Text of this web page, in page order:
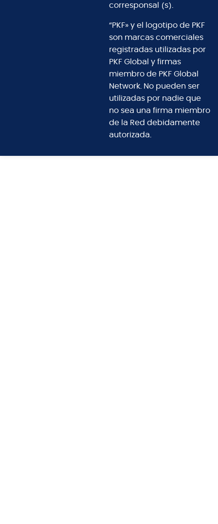
corresponsal (s).
“PKF» y el logotipo de PKF
son marcas comerciales
registradas utilizadas por
PKF Global y firmas
miembro de PKF Global
Network. No pueden ser
utilizadas por nadie que
no sea una firma miembro
de la Red debidamente
autorizada.